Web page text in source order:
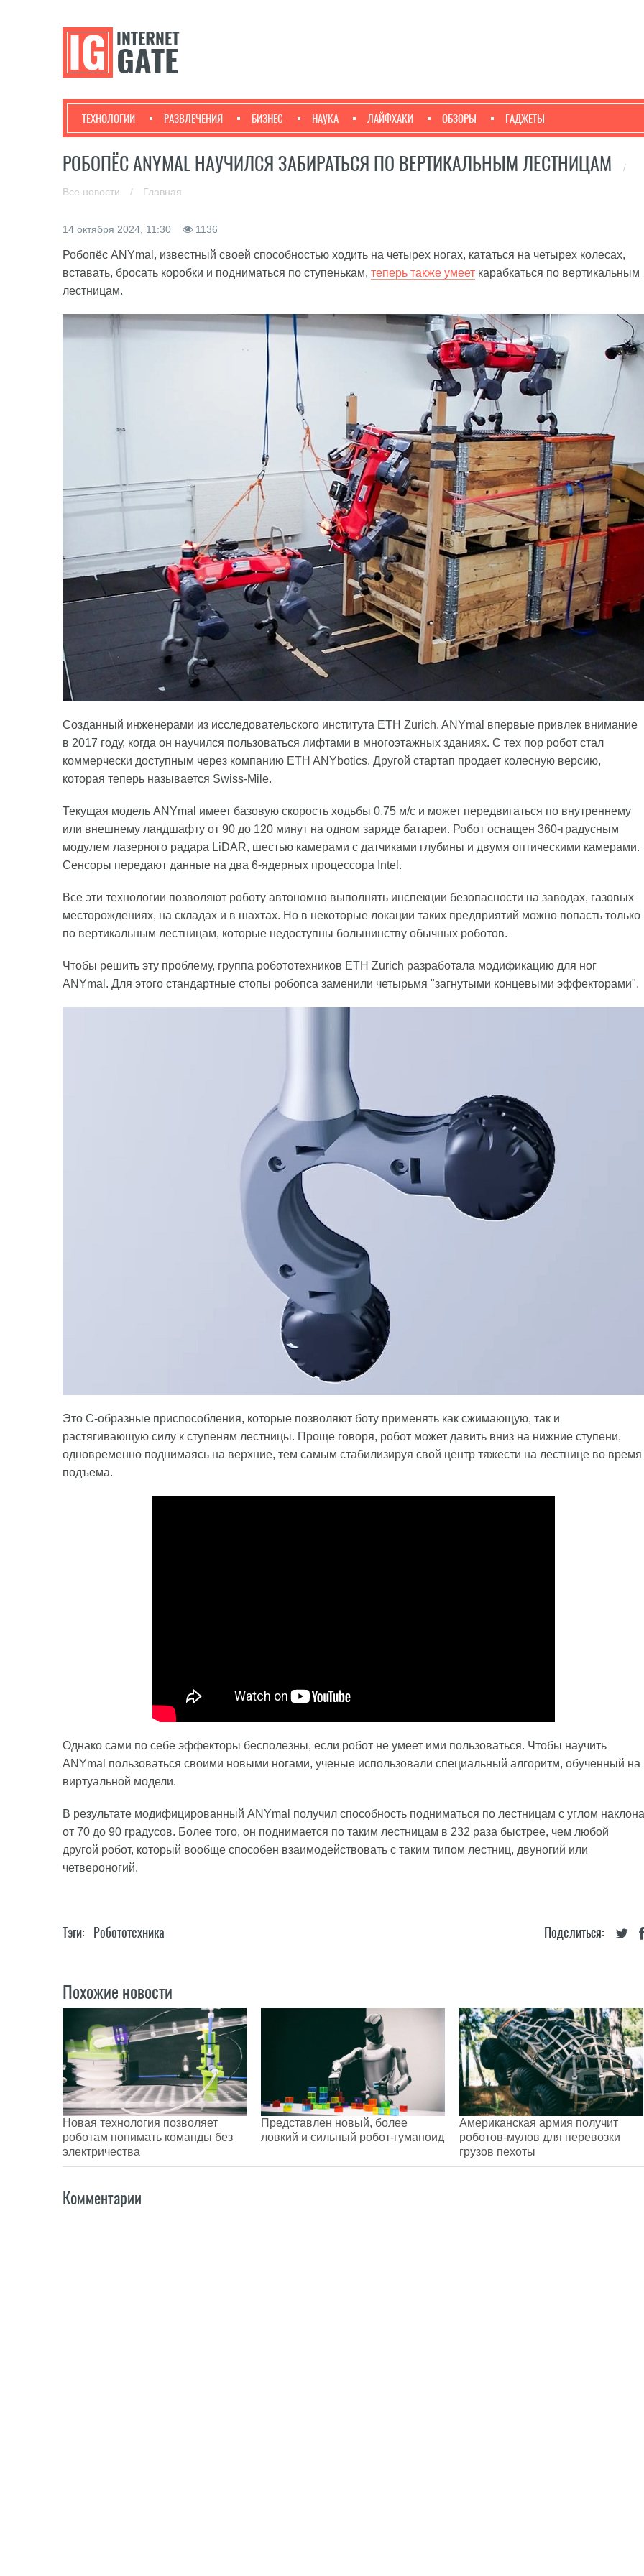
ТЕХНОЛОГИИ РАЗВЛЕЧЕНИЯ БИЗНЕС НАУКА ЛАЙФХАКИ ОБЗОРЫ ГАДЖЕТЫ
РОБОПЁС ANYMAL НАУЧИЛСЯ ЗАБИРАТЬСЯ ПО ВЕРТИКАЛЬНЫМ ЛЕСТНИЦАМ /
Все новости / Главная
14 октября 2024, 11:30 1136
Робопёс ANYmal, известный своей способностью ходить на четырех ногах, кататься на четырех колесах,
вставать, бросать коробки и подниматься по ступенькам, теперь также умеет карабкаться по вертикальным
лестницам.
Созданный инженерами из исследовательского института ETH Zurich, ANYmal впервые привлек внимание
в 2017 году, когда он научился пользоваться лифтами в многоэтажных зданиях. С тех пор робот стал
коммерчески доступным через компанию ETH ANYbotics. Другой стартап продает колесную версию,
которая теперь называется Swiss-Mile.
Текущая модель ANYmal имеет базовую скорость ходьбы 0,75 м/с и может передвигаться по внутреннему
или внешнему ландшафту от 90 до 120 минут на одном заряде батареи. Робот оснащен 360-градусным
модулем лазерного радара LiDAR, шестью камерами с датчиками глубины и двумя оптическими камерами.
Сенсоры передают данные на два 6-ядерных процессора Intel.
Все эти технологии позволяют роботу автономно выполнять инспекции безопасности на заводах, газовых
месторождениях, на складах и в шахтах. Но в некоторые локации таких предприятий можно попасть только
по вертикальным лестницам, которые недоступны большинству обычных роботов.
Чтобы решить эту проблему, группа робототехников ETH Zurich разработала модификацию для ног
ANYmal. Для этого стандартные стопы робопса заменили четырьмя "загнутыми концевыми эффекторами".
Это C-образные приспособления, которые позволяют боту применять как сжимающую, так и
растягивающую силу к ступеням лестницы. Проще говоря, робот может давить вниз на нижние ступени,
одновременно поднимаясь на верхние, тем самым стабилизируя свой центр тяжести на лестнице во время
подъема.
Однако сами по себе эффекторы бесполезны, если робот не умеет ими пользоваться. Чтобы научить
ANYmal пользоваться своими новыми ногами, ученые использовали специальный алгоритм, обученный на
виртуальной модели.
В результате модифицированный ANYmal получил способность подниматься по лестницам с углом наклона
от 70 до 90 градусов. Более того, он поднимается по таким лестницам в 232 раза быстрее, чем любой
другой робот, который вообще способен взаимодействовать с таким типом лестниц, двуногий или
четвероногий.
Поделиться:
Тэги: Робототехника
Похожие новости
Новая технология позволяет
роботам понимать команды без
электричества
Представлен новый, более
ловкий и сильный робот-гуманоид
Американская армия получит
роботов-мулов для перевозки
грузов пехоты
Комментарии